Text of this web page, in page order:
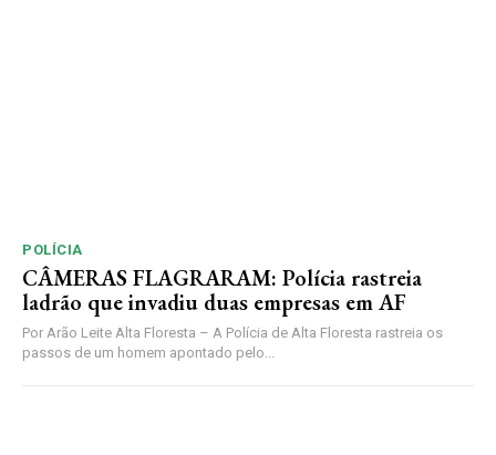
POLÍCIA
CÂMERAS FLAGRARAM: Polícia rastreia
ladrão que invadiu duas empresas em AF
Por Arão Leite Alta Floresta – A Polícia de Alta Floresta rastreia os
passos de um homem apontado pelo...